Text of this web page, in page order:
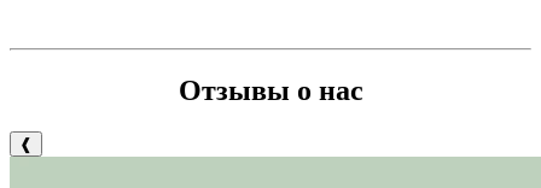
Отзывы о нас
❰